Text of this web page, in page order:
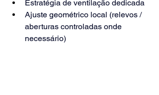
Estratégia de ventilação dedicada
Ajuste geométrico local (relevos /
aberturas controladas onde
necessário)